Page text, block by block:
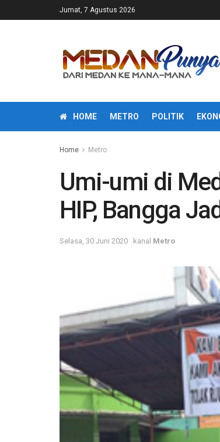
Jumat, 7 Agustus 2026
HOME METRO POLITIK
Home Metro
Umi-umi di
HIP, Bangga
Selasa, 30 Juni 2020 kanal Metro